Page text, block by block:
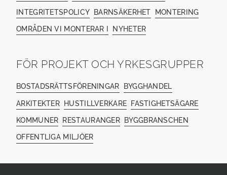
INTEGRITETSPOLICY BARNSÄKERHET MONTERING
OMRÅDEN VI MONTERAR I NYHETER
FÖR PROJEKT OCH YRKESGRUPPER
BOSTADSRÄTTSFÖRENINGAR BYGGHANDEL
ARKITEKTER HUSTILLVERKARE FASTIGHETSÄGARE
KOMMUNER RESTAURANGER BYGGBRANSCHEN
OFFENTLIGA MILJÖER